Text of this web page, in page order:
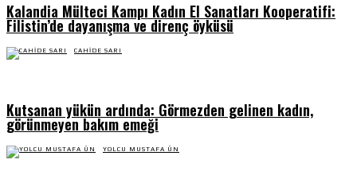
Kalandia Mülteci Kampı Kadın El Sanatları Kooperatifi:
Filistin’de dayanışma ve direnç öyküsü
CAHIDE SARI
Kutsanan yükün ardında: Görmezden gelinen kadın,
görünmeyen bakım emeği
YOLCU MUSTAFA ÜN